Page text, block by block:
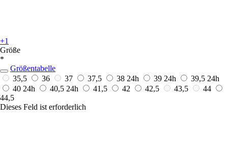
+1
Größe
*
Größentabelle
35,5
36 37 37,5 38 24h 39 24h 39,5 24h
40 24h 40,5 24h 41,5 42 42,5 43,5
44
44,5
Dieses Feld ist erforderlich